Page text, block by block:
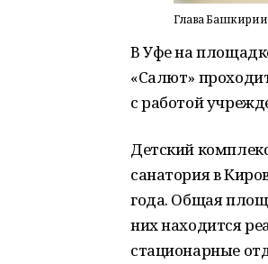
Глава Башкирии
В Уфе на
«Салют»
с работой
Детский
санатория в
года. Общая
них находится
стационарные